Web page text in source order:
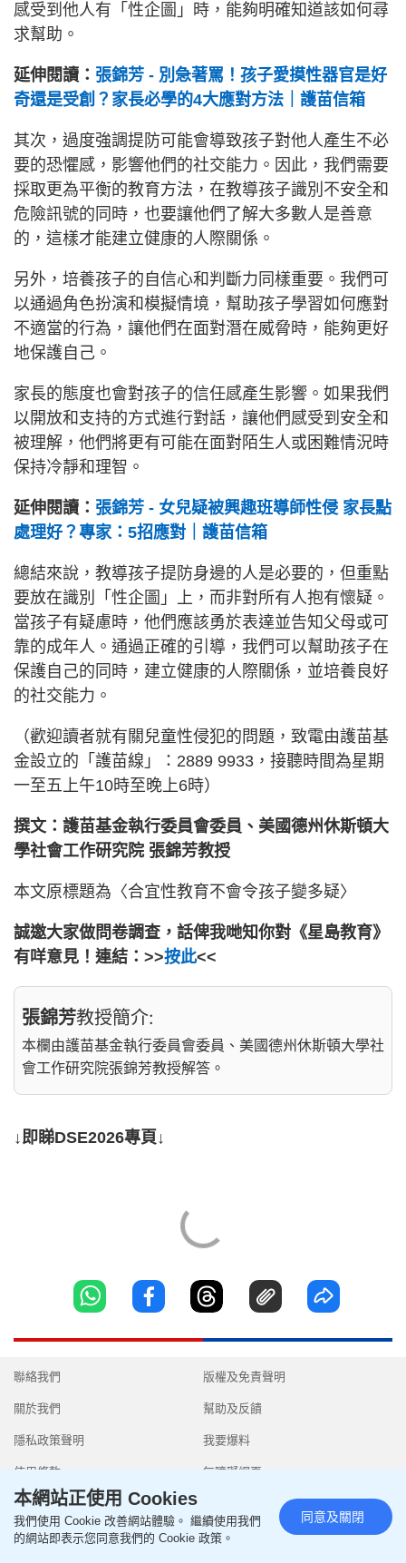
感受到他人有「性企圖」時，能夠明確知道該如何尋
求幫助。
延伸閱讀： 張錦芳 - 別急著罵！孩子愛摸性器官是好
奇還是受創？家長必學的4大應對方法｜護苗信箱
其次，過度強調提防可能會導致孩子對他人產生不必
要的恐懼感，影響他們的社交能力。因此，我們需要
採取更為平衡的教育方法，在教導孩子識別不安全和
危險訊號的同時，也要讓他們了解大多數人是善意
的，這樣才能建立健康的人際關係。
另外，培養孩子的自信心和判斷力同樣重要。我們可
以通過角色扮演和模擬情境，幫助孩子學習如何應對
不適當的行為，讓他們在面對潛在威脅時，能夠更好
地保護自己。
家長的態度也會對孩子的信任感產生影響。如果我們
以開放和支持的方式進行對話，讓他們感受到安全和
被理解，他們將更有可能在面對陌生人或困難情況時
保持冷靜和理智。
延伸閱讀： 張錦芳 - 女兒疑被興趣班導師性侵 家長點
處理好？專家：5招應對｜護苗信箱
總結來說，教導孩子提防身邊的人是必要的，但重點
要放在識別「性企圖」上，而非對所有人抱有懷疑。
當孩子有疑慮時，他們應該勇於表達並告知父母或可
靠的成年人。通過正確的引導，我們可以幫助孩子在
保護自己的同時，建立健康的人際關係，並培養良好
的社交能力。
（歡迎讀者就有關兒童性侵犯的問題，致電由護苗基
金設立的「護苗線」：2889 9933，接聽時間為星期
一至五上午10時至晚上6時）
撰文：護苗基金執行委員會委員、美國德州休斯頓大
學社會工作研究院 張錦芳教授
本文原標題為〈合宜性教育不會令孩子變多疑〉
誠邀大家做問卷調查，話俾我哋知你對《星島教育》
有咩意見！連結：>>按此<<
張錦芳教授簡介:
本欄由護苗基金執行委員會委員、美國德州休斯頓大學社
會工作研究院張錦芳教授解答。
↓即睇DSE2026專頁↓
聯絡我們
關於我們
隱私政策聲明
使用條款
版權及免責聲明
幫助及反饋
我要爆料
無障礙網頁
Copyright © 2026 SingTao Ltd.All rights reserved.
本網站正使用 Cookies
我們使用 Cookie 改善網站體驗。 繼續使用我們
的網站即表示您同意我們的 Cookie 政策。
同意及關閉